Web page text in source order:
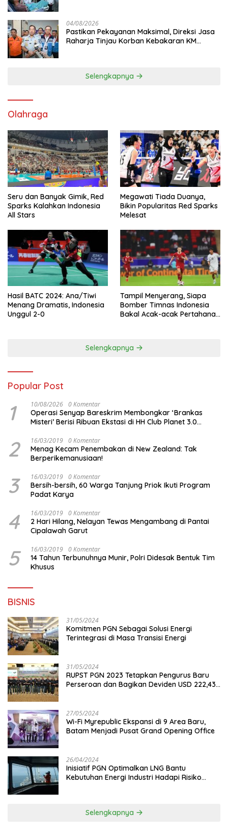
04/08/2026
Pastikan Pekayanan Maksimal, Direksi Jasa
Raharja Tinjau Korban Kebakaran KM
Selengkapnya
Olahraga
Seru dan Banyak Gimik, Red
Sparks Kalahkan Indonesia
All Stars
Megawati Tiada Duanya,
Bikin Popularitas Red Sparks
Melesat
Hasil BATC 2024: Ana/Tiwi
Menang Dramatis, Indonesia
Unggul 2-0
Tampil Menyerang, Siapa
Bomber Timnas Indonesia
Bakal Acak-acak Pertahanan
Selengkapnya
Popular Post
1 10/08/2026 0 Komentar
Operasi Senyap Bareskrim Membongkar ‘Brankas
Misteri’ Berisi Ribuan Ekstasi di HH Club Planet 3.0
2 16/03/2019 0 Komentar
Menag Kecam Penembakan di New Zealand: Tak
Berperikemanusiaan!
3 16/03/2019 0 Komentar
Bersih-bersih, 60 Warga Tanjung Priok Ikuti Program
Padat Karya
4 16/03/2019 0 Komentar
2 Hari Hilang, Nelayan Tewas Mengambang di Pantai
Cipalawah Garut
5 16/03/2019 0 Komentar
14 Tahun Terbunuhnya Munir, Polri Didesak Bentuk Tim
Khusus
BISNIS
31/05/2024
Komitmen PGN Sebagai Solusi Energi
Terintegrasi di Masa Transisi Energi
31/05/2024
RUPST PGN 2023 Tetapkan Pengurus Baru
Perseroan dan Bagikan Deviden USD 222,43
27/05/2024
Wi-Fi Myrepublic Ekspansi di 9 Area Baru,
Batam Menjadi Pusat Grand Opening Office
26/04/2024
Inisiatif PGN Optimalkan LNG Bantu
Kebutuhan Energi Industri Hadapi Risiko
Selengkapnya